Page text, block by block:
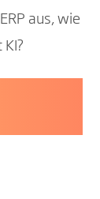
aus, wie